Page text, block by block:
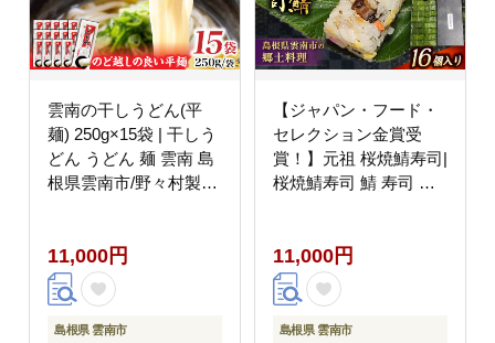
雲南の干しうどん(平
麺) 250g×15袋 | 干しう
どん うどん 麺 雲南 島
根県雲南市/野々村製粉
11,000円
島根県 雲南市
【ジャパン・フード・
セレクション金賞受
賞！】元祖 桜焼鯖寿司|
桜焼鯖寿司 鯖 寿司 焼
社石田魚店 [AICQ001]
11,000円
島根県 雲南市